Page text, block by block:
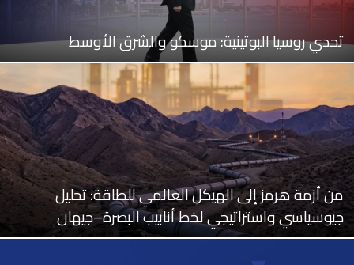
تحدي روسيا البوتينية: موسكو والشرق الأوسط
من أزمة هرمز إلى الهيكل العالمي للطاقة: تحليل
جيوسياسي واستراتيجي لخط أنابيب البصرة–جيهان